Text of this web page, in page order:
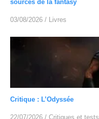
sources de la fantasy
03/08/2026 / Livres
Critique : L’Odyssée
22/07/2026 / Critiques et tests